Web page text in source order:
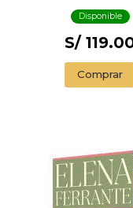
Disponible
S/
Comprar